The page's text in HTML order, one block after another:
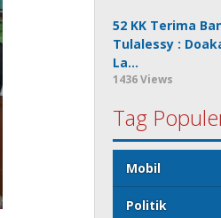
52 KK Terima
Tulalessy :
La…
1436 Views
Tag
Mobil
Politik